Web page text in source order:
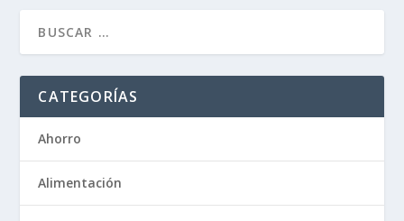
CATEGORÍAS
Ahorro
Alimentación